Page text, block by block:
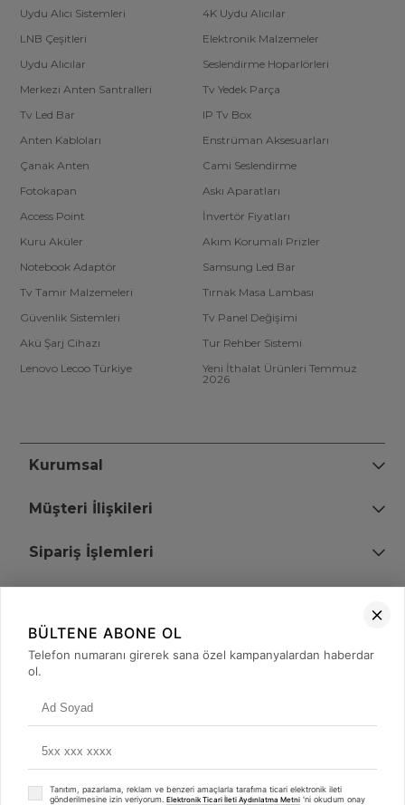
Uydu Alıcı Sistemleri
4K Uydu Alıcılar
LNB Çeşitleri
Elektronik Malzemeler
Uydu Alıcılar
Seslendirme Hoparlörleri
Merkezi Anten Santralleri
Tv Yedek Parça
Tv Led Bar
IP Tv Box
Anten Kabloları
Enstrüman Aksesuarları
Çanak Anten
Cami Seslendirme
Fotokapan
Askı Aparatları
Access Point
İnvertör Fiyatları
Kuru Aküler
Akım Korumalı Prizler
Notebook Adaptör
Samsung Led Bar
Tv Tamir Malzemeleri
Tırnak Masa Lambası
Güvenlik Sistemleri
Tv Panel Değişimi
Akü Şarj Cihazı
Tur Rehber Sistemi
Lenovo Lecoo Türkiye
Yeni İthalat Ürünleri Temmuz
2026
Kurumsal
Müşteri İlişkileri
Sipariş İşlemleri
+90 (850) 473 08 08
BÜLTENE ABONE OL
Telefon numaranı girerek sana özel kampanyalardan haberdar
ol.
Tanıtım, pazarlama, reklam ve benzeri amaçlarla tarafıma ticari elektronik ileti
gönderilmesine izin veriyorum. Elektronik Ticari İleti Aydınlatma Metni 'ni okudum onay